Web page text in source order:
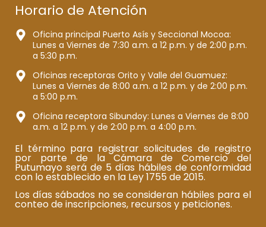
Horario de Atención
Oficina principal Puerto Asís y Seccional Mocoa:
Lunes a Viernes de 7:30 a.m. a 12 p.m. y de 2:00 p.m.
a 5:30 p.m.
Oficinas receptoras Orito y Valle del Guamuez:
Lunes a Viernes de 8:00 a.m. a 12 p.m. y de 2:00 p.m.
a 5:00 p.m.
Oficina receptora Sibundoy: Lunes a Viernes de 8:00
a.m. a 12 p.m. y de 2:00 p.m. a 4:00 p.m.
El término para registrar solicitudes de registro
por parte de la Cámara de Comercio del
Putumayo será de 5 días hábiles de conformidad
con lo establecido en la Ley 1755 de 2015.
Los días sábados no se consideran hábiles para el
conteo de inscripciones, recursos y peticiones.